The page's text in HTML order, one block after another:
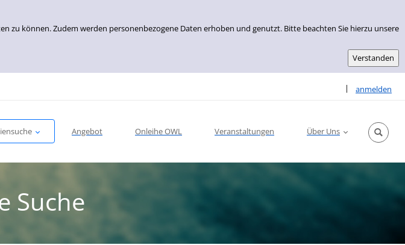
zu können. Zudem werden personenbezogene Daten erhoben und genutzt. Bitte beachten Sie hierzu unsere
| anmelden
Sprache
Angebot Onleihe OWL Veranstaltungen Über Uns
Suche